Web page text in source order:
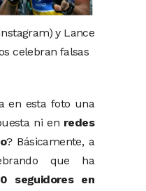
y Lance
celebran falsas
en esta foto una
ni en redes
? Básicamente, a
que ha
seguidores en